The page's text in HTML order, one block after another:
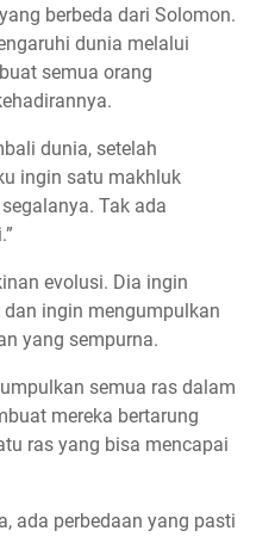
berbeda dari Solomon.
dunia melalui
semua orang
dunia, setelah
ingin satu makhluk
Tak ada
evolusi. Dia ingin
ingin mengumpulkan
yang sempurna.
semua ras dalam
mereka bertarung
ras yang bisa mencapai
ada perbedaan yang pasti